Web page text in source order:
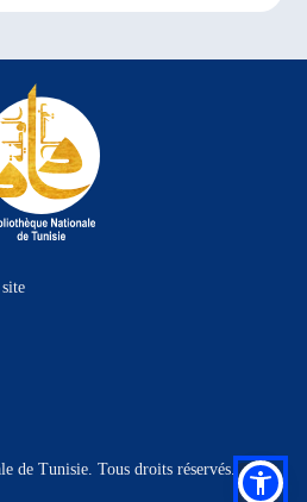
de Tunisie. Tous droits réservés.